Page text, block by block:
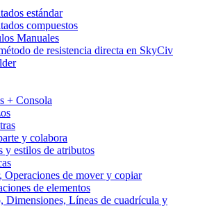
estándar
compuestos
Manuales
de resistencia directa en SkyCiv
+ Consola
y colabora
y estilos de atributos
Operaciones de mover y copiar
de elementos
Dimensiones, Líneas de cuadrícula y